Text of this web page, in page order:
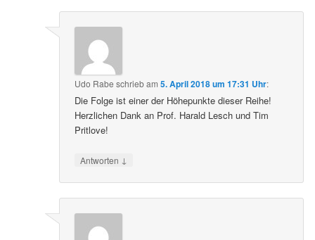
Udo Rabe schriebam5. April 2018 um 17:31 Uhr:
Die Folge ist einer der Höhepunkte dieser Reihe!
Herzlichen Dank an Prof. Harald Lesch und Tim
Pritlove!
Antworten ↓